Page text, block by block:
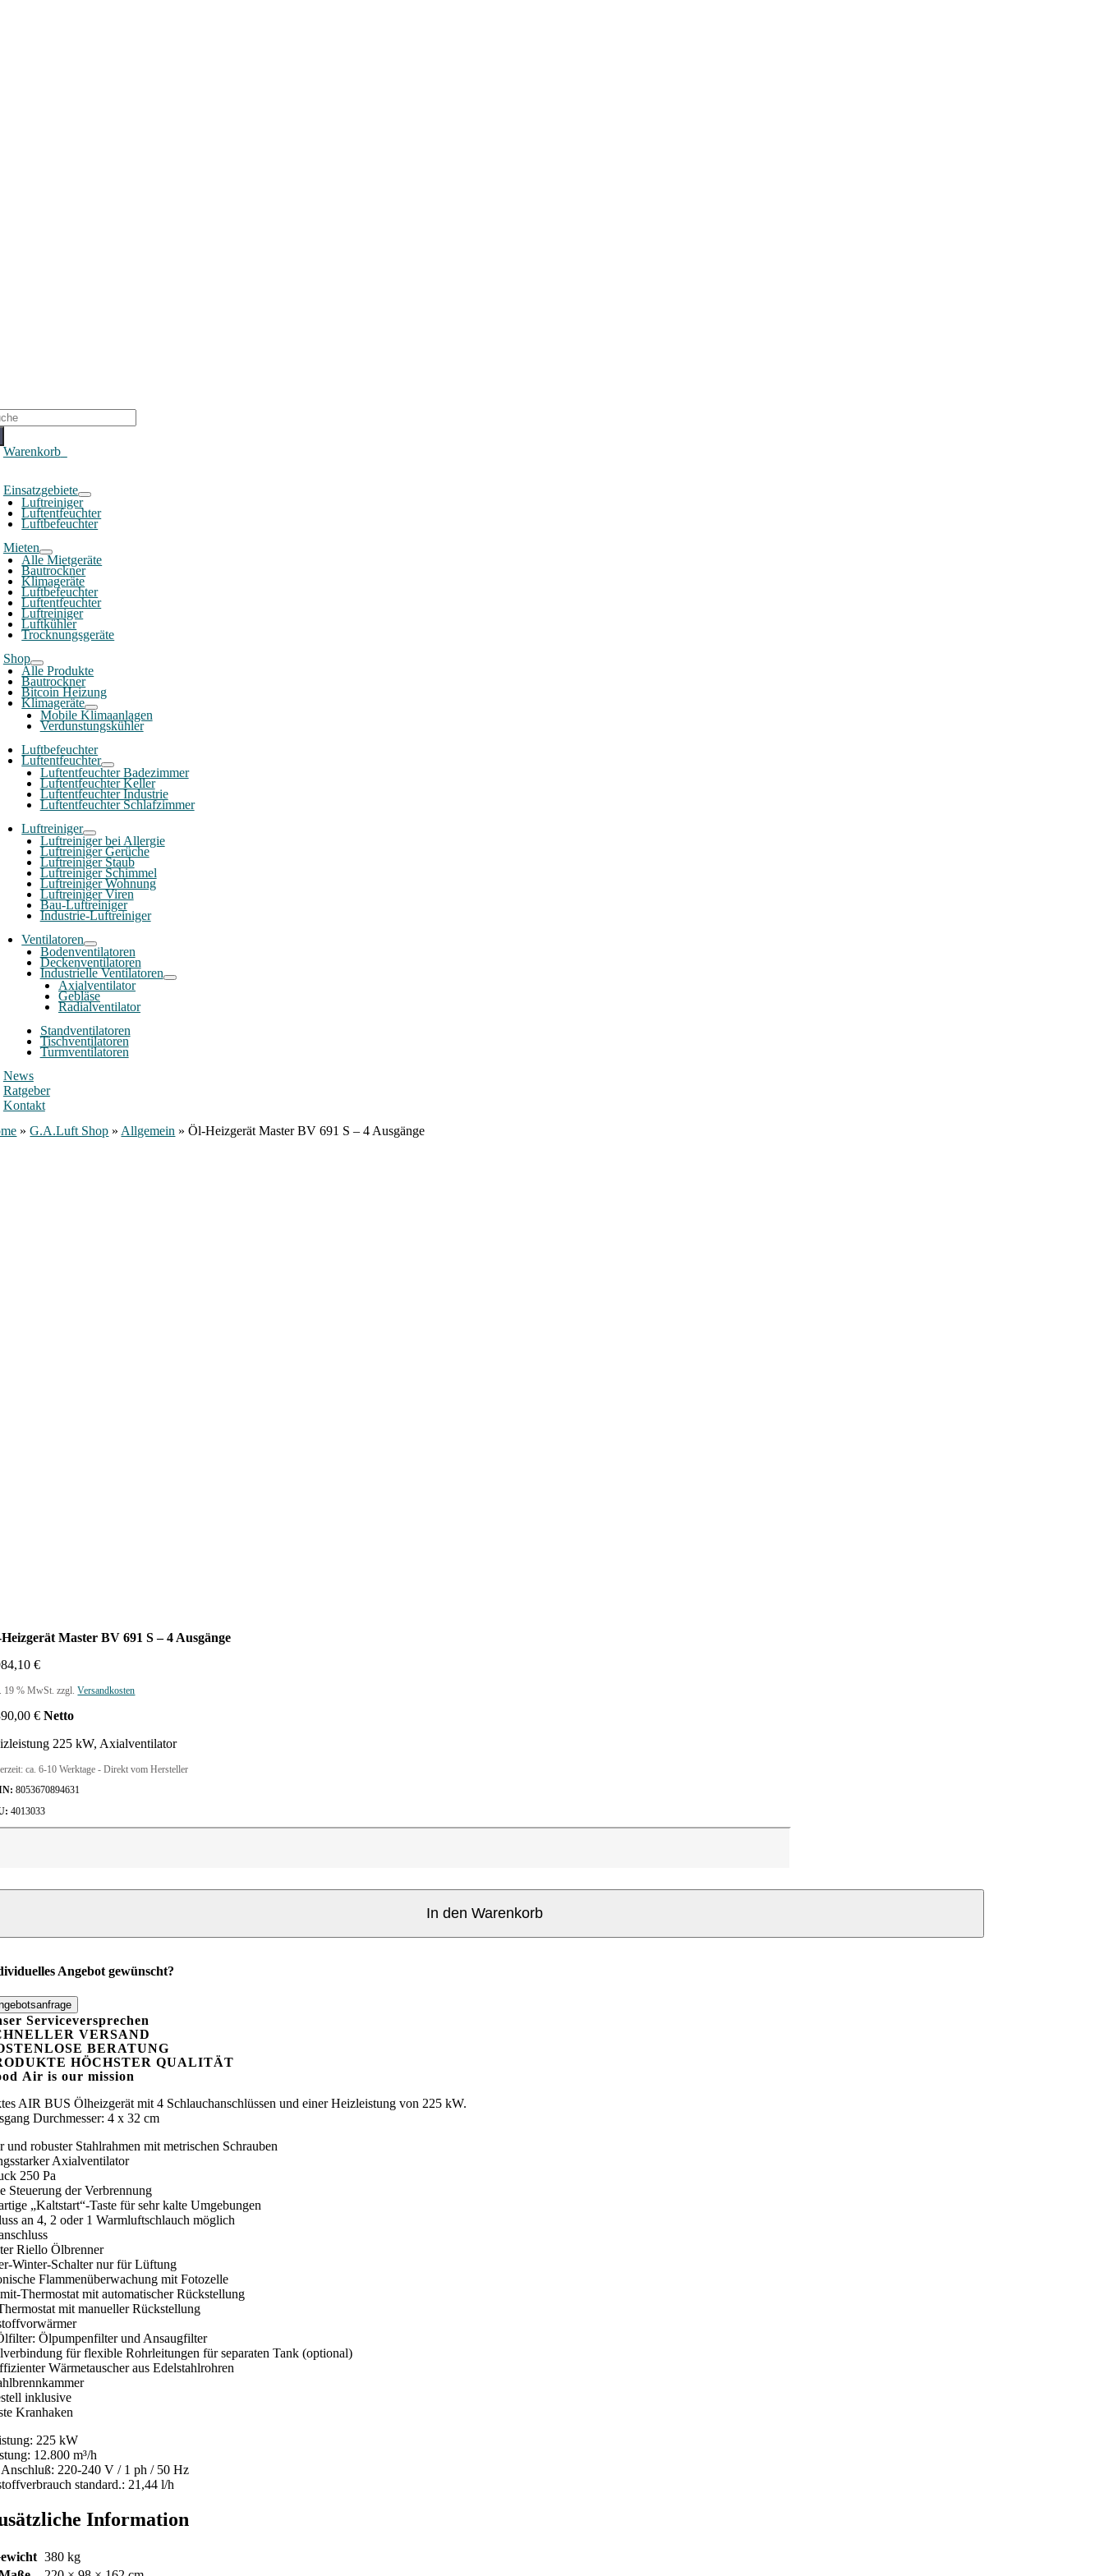
Warenkorb0
Einsatzgebiete
Luftreiniger
Luftentfeuchter
Luftbefeuchter
Mieten
Alle Mietgeräte
Bautrockner
Klimageräte
Luftbefeuchter
Luftentfeuchter
Luftreiniger
Luftkühler
Trocknungsgeräte
Shop
Alle Produkte
Bautrockner
Bitcoin Heizung
Klimageräte
Mobile Klimaanlagen
Verdunstungskühler
Luftbefeuchter
Luftentfeuchter
Luftentfeuchter Badezimmer
Luftentfeuchter Keller
Luftentfeuchter Industrie
Luftentfeuchter Schlafzimmer
Luftreiniger
Luftreiniger bei Allergie
Luftreiniger Gerüche
Luftreiniger Staub
Luftreiniger Schimmel
Luftreiniger Wohnung
Luftreiniger Viren
Bau-Luftreiniger
Industrie-Luftreiniger
Ventilatoren
Bodenventilatoren
Deckenventilatoren
Industrielle Ventilatoren
Axialventilator
Gebläse
Radialventilator
Standventilatoren
Tischventilatoren
Turmventilatoren
News
Ratgeber
Kontakt
»G.A.Luft Shop » Allgemein »Öl-Heizgerät Master BV 691 S – 4 Ausgänge
Master BV 691 S – 4 Ausgänge
€
19 % MwSt. zzgl.Versandkosten
€ Netto
225 kW, Axialventilator
ca. 6-10 Werktage - Direkt vom Hersteller
8053670894631
4013033
In den Warenkorb
Angebot gewünscht?
Serviceversprechen
VERSAND
BERATUNG
HÖCHSTER QUALITÄT
Air is our mission
AIR BUS Ölheizgerät mit 4 Schlauchanschlüssen und einer Heizleistung von 225 kW.
Durchmesser: 4 x 32 cm
und robuster Stahlrahmen mit metrischen Schrauben
Axialventilator
250 Pa
Steuerung der Verbrennung
„Kaltstart“-Taste für sehr kalte Umgebungen
an 4, 2 oder 1 Warmluftschlauch möglich
Riello Ölbrenner
Winter-Schalter nur für Lüftung
Flammenüberwachung mit Fotozelle
Thermostat mit automatischer Rückstellung
mit manueller Rückstellung
Ölpumpenfilter und Ansaugfilter
für flexible Rohrleitungen für separaten Tank (optional)
Wärmetauscher aus Edelstahlrohren
inklusive
Kranhaken
225 kW
12.800 m³/h
220-240 V / 1 ph / 50 Hz
standard.: 21,44 l/h
Information
380 kg